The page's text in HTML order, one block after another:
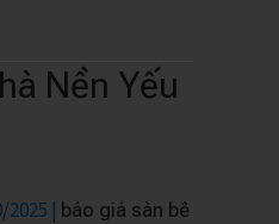
Nền Yếu
2025 | báo giá sàn bê